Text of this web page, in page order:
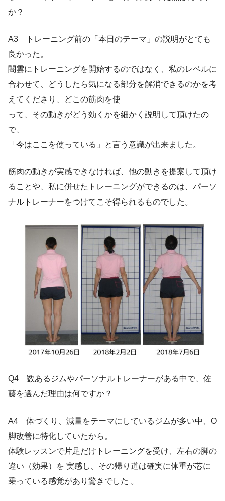
か？
A3 トレーニング前の「本日のテーマ」の説明がとても
良かった。
闇雲にトレーニングを開始するのではなく、私のレベルに
合わせて、どうしたら気になる部分を解消できるのかを考
えてくださり、どこの筋肉を使
って、その動きがどう効くかを細かく説明して頂けたの
で、
「今はここを使っている」と言う意識が出来ました。
筋肉の動きが実感できなければ、他の動きを提案して頂け
ることや、私に併せたトレーニングができるのは、パーソ
ナルトレーナーをつけてこそ得られるものでした。
Q4 数あるジムやパーソナルトレーナーがある中で、佐
藤を選んだ理由は何ですか？
A4 体づくり、減量をテーマにしているジムが多い中、O
脚改善に特化していたから。
体験レッスンで片足だけトレーニングを受け、左右の脚の
違い（効果）を 実感し、その帰り道は確実に体重が芯に
乗っている感覚があり驚きでした 。